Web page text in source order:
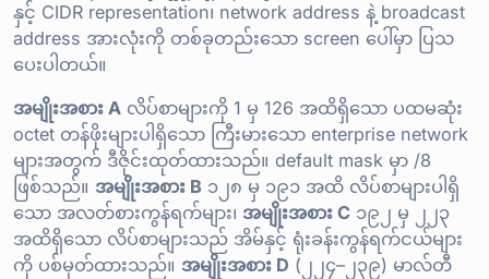
နှင့် CIDR representation၊ network address နဲ့ broadcast
address အားလုံးကို တစ်ခုတည်းသော screen ပေါ်မှာ ပြသ
ပေးပါတယ်။
အမျိုးအစား A လိပ်စာများကို 1 မှ 126 အထိရှိသော ပထမဆုံး
octet တန်ဖိုးများပါရှိသော ကြီးမားသော enterprise network
များအတွက် ဒီဇိုင်းထုတ်ထားသည်။ default mask မှာ /8
ဖြစ်သည်။ အမျိုးအစား B ၁၂၈ မှ ၁၉၁ အထိ လိပ်စာများပါရှိ
သော အလတ်စားကွန်ရက်များ၊ အမျိုးအစား C ၁၉၂ မှ ၂၂၃
အထိရှိသော လိပ်စာများသည် အိမ်နှင့် ရုံးခန်းကွန်ရက်ငယ်များ
ကို ပစ်မှတ်ထားသည်။ အမျိုးအစား D (၂၂၄–၂၃၉) မာလ်တီ